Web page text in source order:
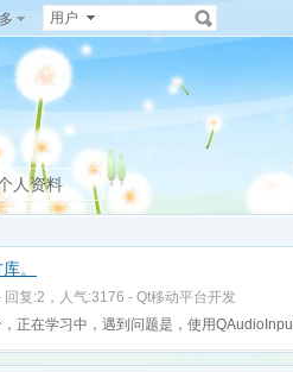
用户
人资料
。
复:2，人气:3176 - Qt移动平台开发
正在学习中，遇到问题是，使用